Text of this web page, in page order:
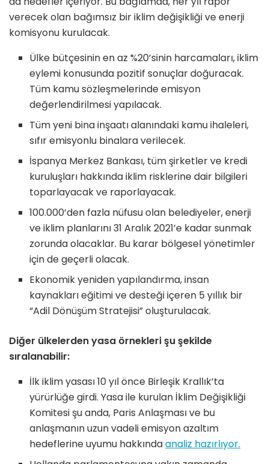
verecek olan bağımsız bir iklim değişikliği ve enerji
komisyonu kurulacak.
Ülke bütçesinin en az %20’sinin harcamaları, iklim
eylemi konusunda pozitif sonuçlar doğuracak.
Tüm kamu sözleşmelerinde emisyon
değerlendirilmesi yapılacak.
Tüm yeni bina inşaatı alanındaki kamu ihaleleri,
sıfır emisyonlu binalara verilecek.
İspanya Merkez Bankası, tüm şirketler ve kredi
kuruluşları hakkında iklim risklerine dair bilgileri
toparlayacak ve raporlayacak.
100.000’den fazla nüfusu olan belediyeler, enerji
ve iklim planlarını 31 Aralık 2021’e kadar sunmak
zorunda olacaklar. Bu karar bölgesel yönetimler
için de geçerli olacak.
Ekonomik yeniden yapılandırma, insan
kaynakları eğitimi ve desteği içeren 5 yıllık bir
“Adil Dönüşüm Stratejisi” oluşturulacak.
Diğer ülkelerden yasa örnekleri şu şekilde
sıralanabilir:
İlk iklim yasası 10 yıl önce Birleşik Krallık’ta
yürürlüğe girdi. Yasa ile kurulan İklim Değişikliği
Komitesi şu anda, Paris Anlaşması ve bu
anlaşmanın uzun vadeli emisyon azaltım
hedeflerine uyumu hakkındaanaliz hazırlıyor.